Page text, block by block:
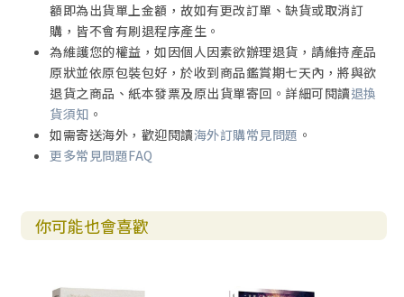
額即為出貨單上金額，故如有更改訂單、缺貨或取消訂
購，皆不會有刷退程序產生。
為維護您的權益，如因個人因素欲辦理退貨，請維持產品
原狀並依原包裝包好，於收到商品鑑賞期七天內，將與欲
退貨之商品、紙本發票及原出貨單寄回。詳細可閱讀退換
貨須知 。
如需寄送海外，歡迎閱讀海外訂購常見問題 。
更多常見問題FAQ
你可能也會喜歡